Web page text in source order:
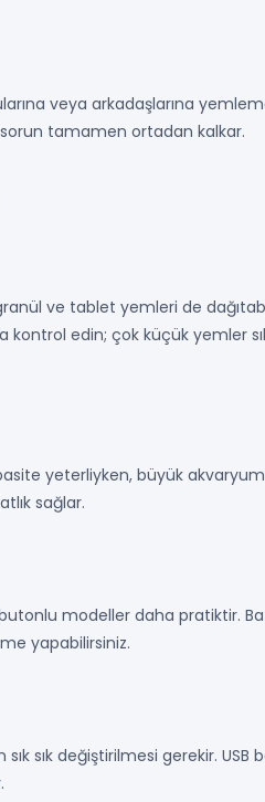
veya arkadaşlarına
tamamen ortadan kalkar.
ve tablet yemleri de
edin; çok küçük yemler
yeterliyken, büyük
sağlar.
butonlu modeller daha pratiktir.
yapabilirsiniz.
sık değiştirilmesi gerekir. USB